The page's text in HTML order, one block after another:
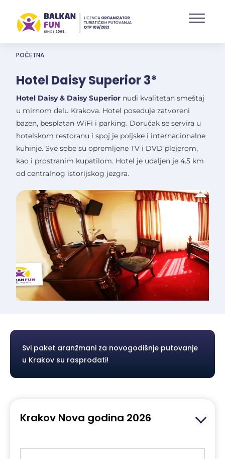
main
content
POČETNA
Hotel Daisy Superior 3*
Hotel Daisy & Daisy Superior nudi kvalitetan smeštaj
u mirnom delu Krakova. Hotel poseduje zatvoreni
bazen, besplatan WiFi i parking. Doručak se servira u
hotelskom restoranu i spoj je poljske i internacionalne
kuhinje. Sve sobe su opremljene TV i DVD plejerom,
kao i prostranim kupatilom. Hotel je udaljen je 4.5 km
od centralnog istorijskog jezgra.
Svi paket aranžmani za novogodišnje putovanje
u Krakov su rasprodati!
Krakov Nova godina 2026